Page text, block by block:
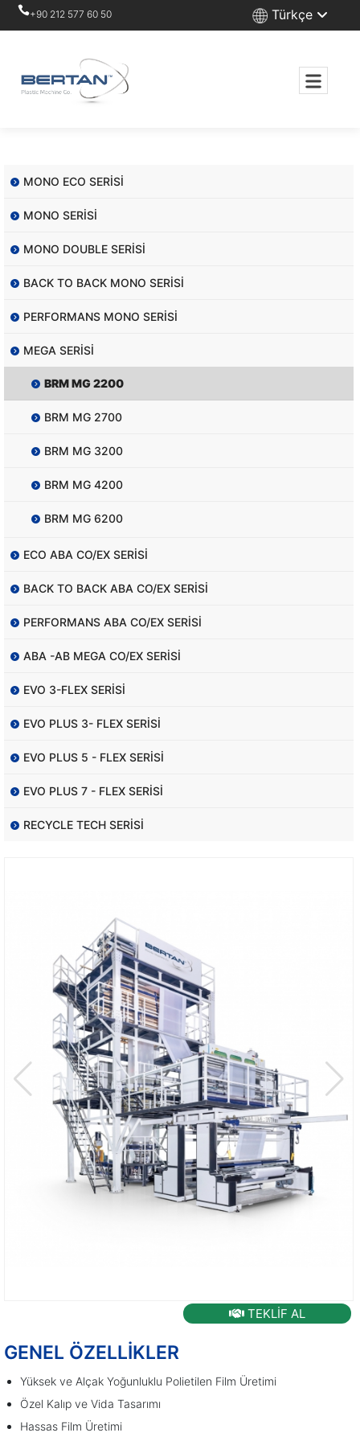
+90 212 577 60 50 Türkçe
MONO ECO SERİSİ
MONO SERİSİ
MONO DOUBLE SERİSİ
BACK TO BACK MONO SERİSİ
PERFORMANS MONO SERİSİ
MEGA SERİSİ
BRM MG 2200
BRM MG 2700
BRM MG 3200
BRM MG 4200
BRM MG 6200
ECO ABA CO/EX SERİSİ
BACK TO BACK ABA CO/EX SERİSİ
PERFORMANS ABA CO/EX SERİSİ
ABA -AB MEGA CO/EX SERİSİ
EVO 3-FLEX SERİSİ
EVO PLUS 3- FLEX SERİSİ
EVO PLUS 5 - FLEX SERİSİ
EVO PLUS 7 - FLEX SERİSİ
RECYCLE TECH SERİSİ
TEKLİF AL
GENEL ÖZELLİKLER
Yüksek ve Alçak Yoğunluklu Polietilen Film Üretimi
Özel Kalıp ve Vida Tasarımı
Hassas Film Üretimi